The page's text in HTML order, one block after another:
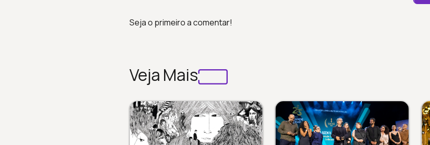
Seja o primeiro a comentar!
Veja Mais